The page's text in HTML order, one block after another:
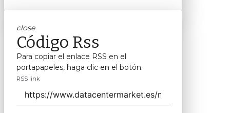
close
Código Rss
Para copiar el enlace RSS en el
portapapeles, haga clic en el botón.
RSS link